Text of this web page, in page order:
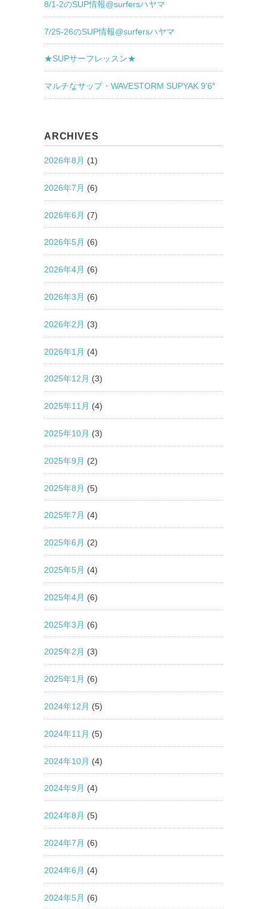
8/1-2のSUP情報@surfersハヤマ
7/25-26のSUP情報@surfersハヤマ
★SUPサーフレッスン★
マルチなサップ・WAVESTORM SUPYAK 9’6″
ARCHIVES
2026年8月 (1)
2026年7月 (6)
2026年6月 (7)
2026年5月 (6)
2026年4月 (6)
2026年3月 (6)
2026年2月 (3)
2026年1月 (4)
2025年12月 (3)
2025年11月 (4)
2025年10月 (3)
2025年9月 (2)
2025年8月 (5)
2025年7月 (4)
2025年6月 (2)
2025年5月 (4)
2025年4月 (6)
2025年3月 (6)
2025年2月 (3)
2025年1月 (6)
2024年12月 (5)
2024年11月 (5)
2024年10月 (4)
2024年9月 (4)
2024年8月 (5)
2024年7月 (6)
2024年6月 (4)
2024年5月 (6)